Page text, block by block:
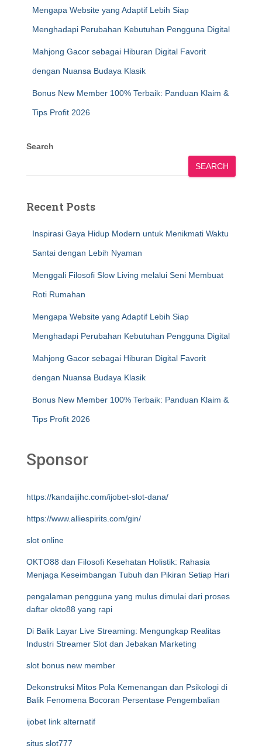
Mengapa Website yang Adaptif Lebih Siap
Menghadapi Perubahan Kebutuhan Pengguna Digital
Mahjong Gacor sebagai Hiburan Digital Favorit
dengan Nuansa Budaya Klasik
Bonus New Member 100% Terbaik: Panduan Klaim &
Tips Profit 2026
Search
SEARCH
Recent Posts
Inspirasi Gaya Hidup Modern untuk Menikmati Waktu
Santai dengan Lebih Nyaman
Menggali Filosofi Slow Living melalui Seni Membuat
Roti Rumahan
Mengapa Website yang Adaptif Lebih Siap
Menghadapi Perubahan Kebutuhan Pengguna Digital
Mahjong Gacor sebagai Hiburan Digital Favorit
dengan Nuansa Budaya Klasik
Bonus New Member 100% Terbaik: Panduan Klaim &
Tips Profit 2026
Sponsor
https://kandaijihc.com/ijobet-slot-dana/
https://www.alliespirits.com/gin/
slot online
OKTO88 dan Filosofi Kesehatan Holistik: Rahasia
Menjaga Keseimbangan Tubuh dan Pikiran Setiap Hari
pengalaman pengguna yang mulus dimulai dari proses
daftar okto88 yang rapi
Di Balik Layar Live Streaming: Mengungkap Realitas
Industri Streamer Slot dan Jebakan Marketing
slot bonus new member
Dekonstruksi Mitos Pola Kemenangan dan Psikologi di
Balik Fenomena Bocoran Persentase Pengembalian
ijobet link alternatif
situs slot777